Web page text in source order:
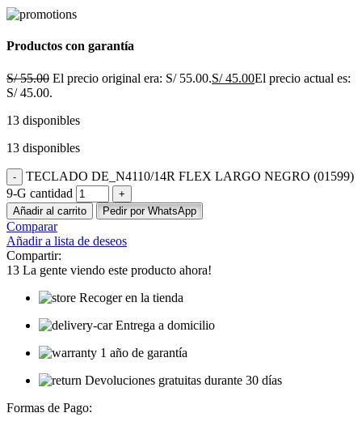
Productos con garantía
S/55.00 El precio original era: S/ 55.00.S/45.00El precio actual es:
S/ 45.00.
13 disponibles
13 disponibles
TECLADO DE_N4110/14R FLEX LARGO NEGRO (01599)
9-G cantidad
Añadir al carrito Pedir por WhatsApp
Comparar
Añadir a lista de deseos
Compartir:
13 La gente viendo este producto ahora!
Recoger en la tienda
Entrega a domicilio
1 año de garantía
Devoluciones gratuitas durante 30 días
Formas de Pago: